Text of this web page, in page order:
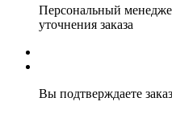
Персональный
уточнения заказа
Вы подтверждаете